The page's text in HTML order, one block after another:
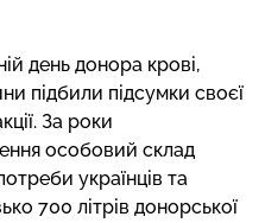
день донора крові,
підбили підсумки своєї
За роки
особовий склад
українців та
700 літрів донорської